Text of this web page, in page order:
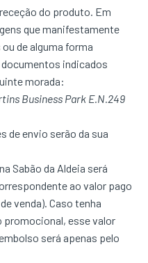
do produto. Em
que manifestamente
de alguma forma
indicados
morada:
Business Park E.N.249
de envio serão da sua
Sabão da Aldeia será
ao valor pago
venda). Caso tenha
esse valor
será apenas pelo